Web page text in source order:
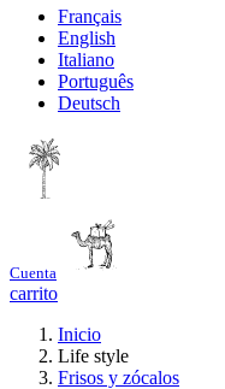
Français
English
Italiano
Português
Deutsch
Cuenta
carrito
Inicio
Life style
Frisos y zócalos